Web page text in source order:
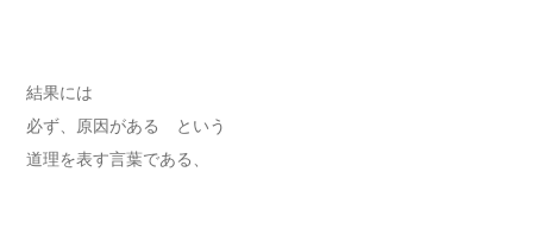
結果には
必ず、原因がある という
道理を表す言葉である、